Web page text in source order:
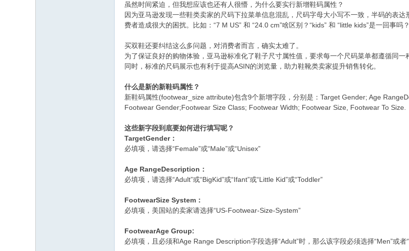
虽然时间紧迫，但我想应该也还有人很懵，为什么要实行新增鞋码属性？
因为亚马逊发现一些鞋类卖家的尺码下拉菜单信息混乱，尺码字母大小写不一致，半码的表
费者造成很大的困扰。比如：“7 M US” 和 “24.0 cm”啥区别？“kids” 和 “little kids”是一回事吗
买双鞋还要纠结这么多问题，对消费者而言，确实太难了。
为了保证良好的购物体验，亚马逊标准化了鞋子尺寸属性值，要求每一个尺码菜单都遵循同
同时，标准的尺码展示也有利于提高ASIN的浏览量，助力鞋靴类卖家提升销售转化。
什么是新的新鞋码属性？
新鞋码属性(footwear_size attribute)包含9个新增字段，分别是：Target Gender; Age
Footwear Gender;Footwear Size Class; Footwear Width; Footwear Size, Footwear To Size.
这些新字段到底要如何进行填写呢？
TargetGender：
必填项，请选择“Female”或“Male”或“Unisex”
Age RangeDescription ：
必填项，请选择“Adult”或“BigKid”或“Ifant”或“Little Kid”或“Toddler”
FootwearSize System ：
必填项，美国站的卖家请选择“US-Footwear-Size-System”
FootwearAge Group:
必填项，且必须和Age Range Description字段选择“Adult”时，那么该字段必须选择“Men”或者